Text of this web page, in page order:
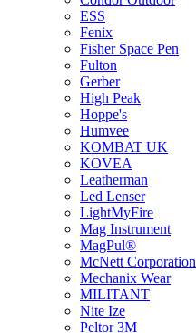
ESS
Fenix
Fisher Space Pen
Fulton
Gerber
High Peak
Hoppe's
Humvee
KOMBAT UK
KOVEA
Leatherman
Led Lenser
LightMyFire
Mag Instrument
MagPul®
McNett Corporation
Mechanix Wear
MILITANT
Nite Ize
Peltor 3M